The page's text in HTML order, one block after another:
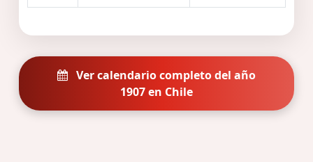
Ver calendario completo del año
1907 en Chile